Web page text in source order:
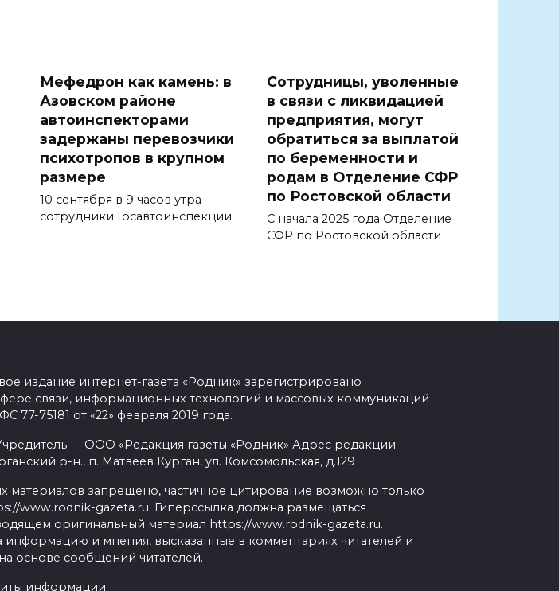
Мефедрон как камень: в
Азовском районе
автоинспекторами
задержаны перевозчики
психотропов в крупном
размере
10 сентября в 9 часов утра
сотрудники Госавтоинспекции
Сотрудницы, уволенные
в связи с ликвидацией
предприятия, могут
обратиться за выплатой
по беременности и
родам в Отделение СФР
по Ростовской области
С начала 2025 года Отделение
СФР по Ростовской области
издание интернет-газета «Родник» зарегистрировано
связи, информационных технологий и массовых коммуникаций
75181 от «22» февраля 2019 года.
— ООО «Редакция газеты «Родник» Адрес редакции —
р-н., п. Матвеев Курган, ул. Комсомольская, д.129
материалов запрещено, частичное цитирование возможно только
www.rodnik-gazeta.ru. Гиперссылка должна размещаться
оригинальный материал https://www.rodnik-gazeta.ru.
информацию и мнения, высказанные в комментариях читателей и
основе сообщений читателей.
информации